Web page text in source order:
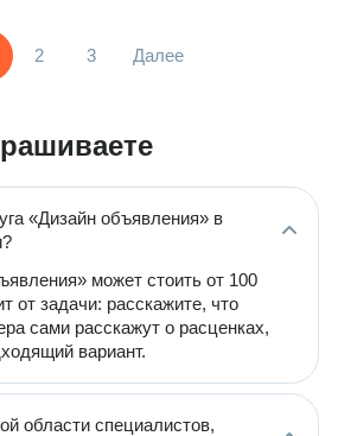
2 3 Далее
«Дизайн объявления» в
может стоить от 100
от задачи: расскажите, что
сами расскажут о расценках,
вариант.
области специалистов,